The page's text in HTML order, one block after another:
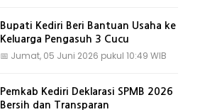
Bupati Kediri Beri Bantuan Usaha ke
Keluarga Pengasuh 3 Cucu
📅 Jumat, 05 Juni 2026 pukul 10:49 WIB
Pemkab Kediri Deklarasi SPMB 2026
Bersih dan Transparan